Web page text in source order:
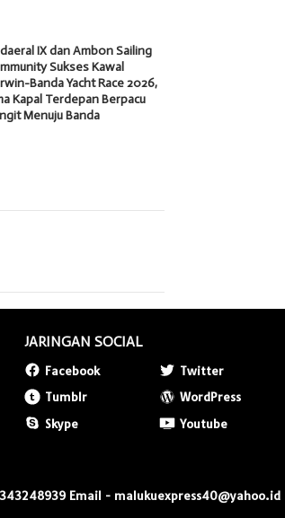
IX dan Ambon Sailing
Sukses Kawal
Banda Yacht Race 2026,
Kapal Terdepan Berpacu
Menuju Banda
JARINGAN SOCIAL
Facebook Twitter
Tumblr
WordPress
Skype
Youtube
Email - malukuexpress40@yahoo.id